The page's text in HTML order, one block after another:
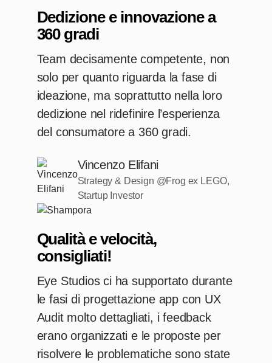
Dedizione e innovazione a
360 gradi
Team decisamente competente, non
solo per quanto riguarda la fase di
ideazione, ma soprattutto nella loro
dedizione nel ridefinire l’esperienza
del consumatore a 360 gradi.
Vincenzo Elifani
Strategy & Design @Frog ex LEGO,
Startup Investor
Qualità e velocità,
consigliati!
Eye Studios ci ha supportato durante
le fasi di progettazione app con UX
Audit molto dettagliati, i feedback
erano organizzati e le proposte per
risolvere le problematiche sono state